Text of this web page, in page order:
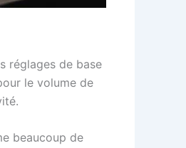
réglages de base
le volume de
beaucoup de